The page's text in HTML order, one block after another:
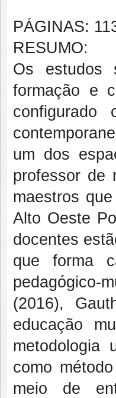
PÁGINAS:
RESUMO:
Os estudos
formação e
um dos
professor de
maestros
Alto Oeste
docentes
que forma
pedagógico-
(2016),
educação
metodologia
como
meio de